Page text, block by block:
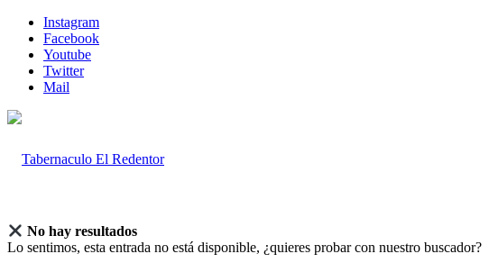
Instagram
Facebook
Youtube
Twitter
Mail
No hay resultados
Lo sentimos, esta entrada no está disponible, ¿quieres probar con nuestro buscador?